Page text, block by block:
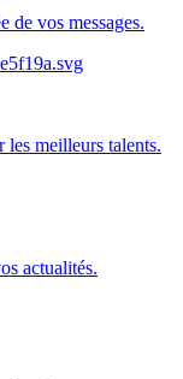
de vos messages.
les meilleurs talents.
actualités.